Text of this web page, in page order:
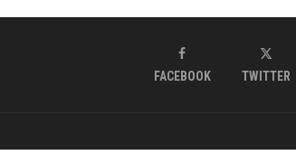
FACEBOOK TWITTER